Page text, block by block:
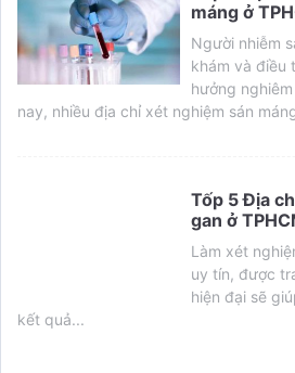
máng ở
Người nhiễm
khám và điều
hưởng
nay, nhiều địa chỉ xét nghiệm sán
Tốp 5 Địa
gan ở
Làm xét
uy tín, được
hiện đại sẽ
kết quả...